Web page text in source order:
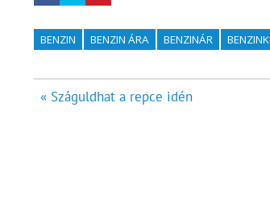
BENZIN BENZIN ÁRA BENZINÁR
Bejegyzés
« Száguldhat a repce idén